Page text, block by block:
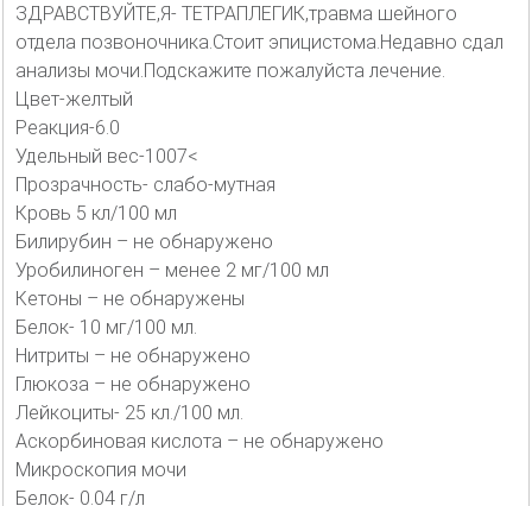
ЗДРАВСТВУЙТЕ,Я- ТЕТРАПЛЕГИК,травма шейного
отдела позвоночника.Стоит эпицистома.Недавно сдал
анализы мочи.Подскажите пожалуйста лечение.
Цвет-желтый
Реакция-6.0
Удельный вес-1007<
Прозрачность- слабо-мутная
Кровь 5 кл/100 мл
Билирубин – не обнаружено
Уробилиноген – менее 2 мг/100 мл
Кетоны – не обнаружены
Белок- 10 мг/100 мл.
Нитриты – не обнаружено
Глюкоза – не обнаружено
Лейкоциты- 25 кл./100 мл.
Аскорбиновая кислота – не обнаружено
Микроскопия мочи
Белок- 0.04 г/л